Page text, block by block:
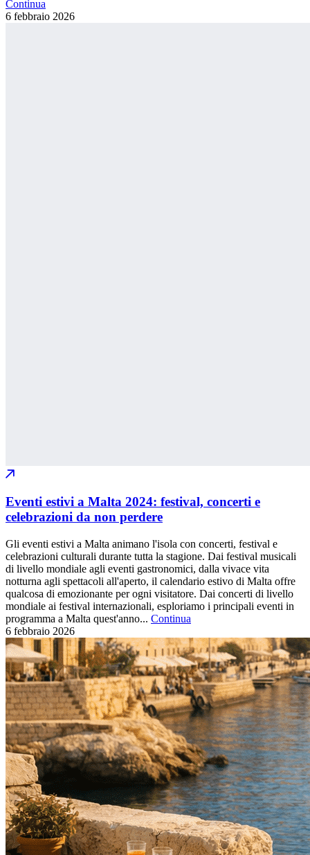
Continua
6 febbraio 2026
Eventi estivi a Malta 2024: festival, concerti e
celebrazioni da non perdere
Gli eventi estivi a Malta animano l'isola con concerti, festival e
celebrazioni culturali durante tutta la stagione. Dai festival musicali
di livello mondiale agli eventi gastronomici, dalla vivace vita
notturna agli spettacoli all'aperto, il calendario estivo di Malta offre
qualcosa di emozionante per ogni visitatore. Dai concerti di livello
mondiale ai festival internazionali, esploriamo i principali eventi in
programma a Malta quest'anno... Continua
6 febbraio 2026